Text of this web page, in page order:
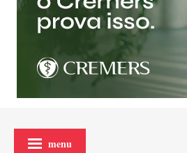
menu